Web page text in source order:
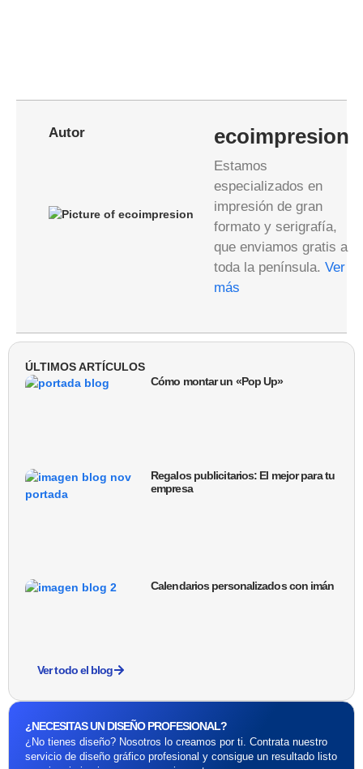
Autor ecoimpresion
Estamos
especializados en
impresión de gran
formato y serigrafía,
que enviamos gratis a
toda la península. Ver
más
ÚLTIMOS ARTÍCULOS
Cómo montar un «Pop Up»
Regalos publicitarios: El mejor para tu
empresa
Calendarios personalizados con imán
Ver todo el blog
¿NECESITAS UN DISEÑO PROFESIONAL?
¿No tienes diseño? Nosotros lo creamos por ti. Contrata nuestro
servicio de diseño gráfico profesional y consigue un resultado listo